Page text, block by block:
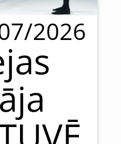
2026